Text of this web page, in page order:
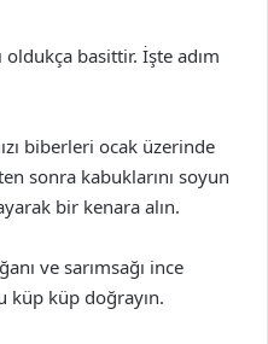
oldukça basittir. İşte adım
biberleri ocak üzerinde
sonra kabuklarını soyun
bir kenara alın.
ve sarımsağı ince
küp küp doğrayın.